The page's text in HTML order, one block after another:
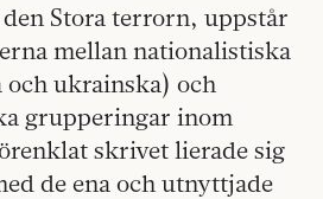
Stora terrorn, uppstår
mellan nationalistiska
ukrainska) och
grupperingar inom
skrivet lierade sig
de ena och utnyttjade